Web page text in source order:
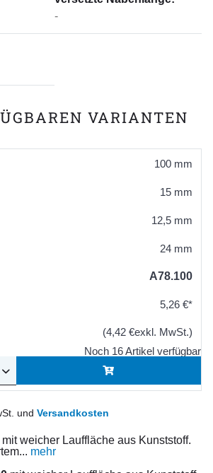
-
VARIANTEN
100 mm
15 mm
12,5 mm
24 mm
A78.100
5,26 €*
(4,42 €exkl. MwSt.)
Noch 16 Artikel verfügbar
und Versandkosten
weicher Lauffläche aus Kunststoff.
mehr